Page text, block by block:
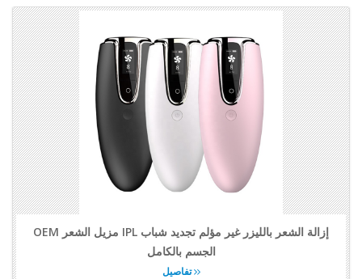
OEM مزيل الشعر IPL إزالة الشعر بالليزر غير مؤلم تجديد شباب
الجسم بالكامل
تفاصيل